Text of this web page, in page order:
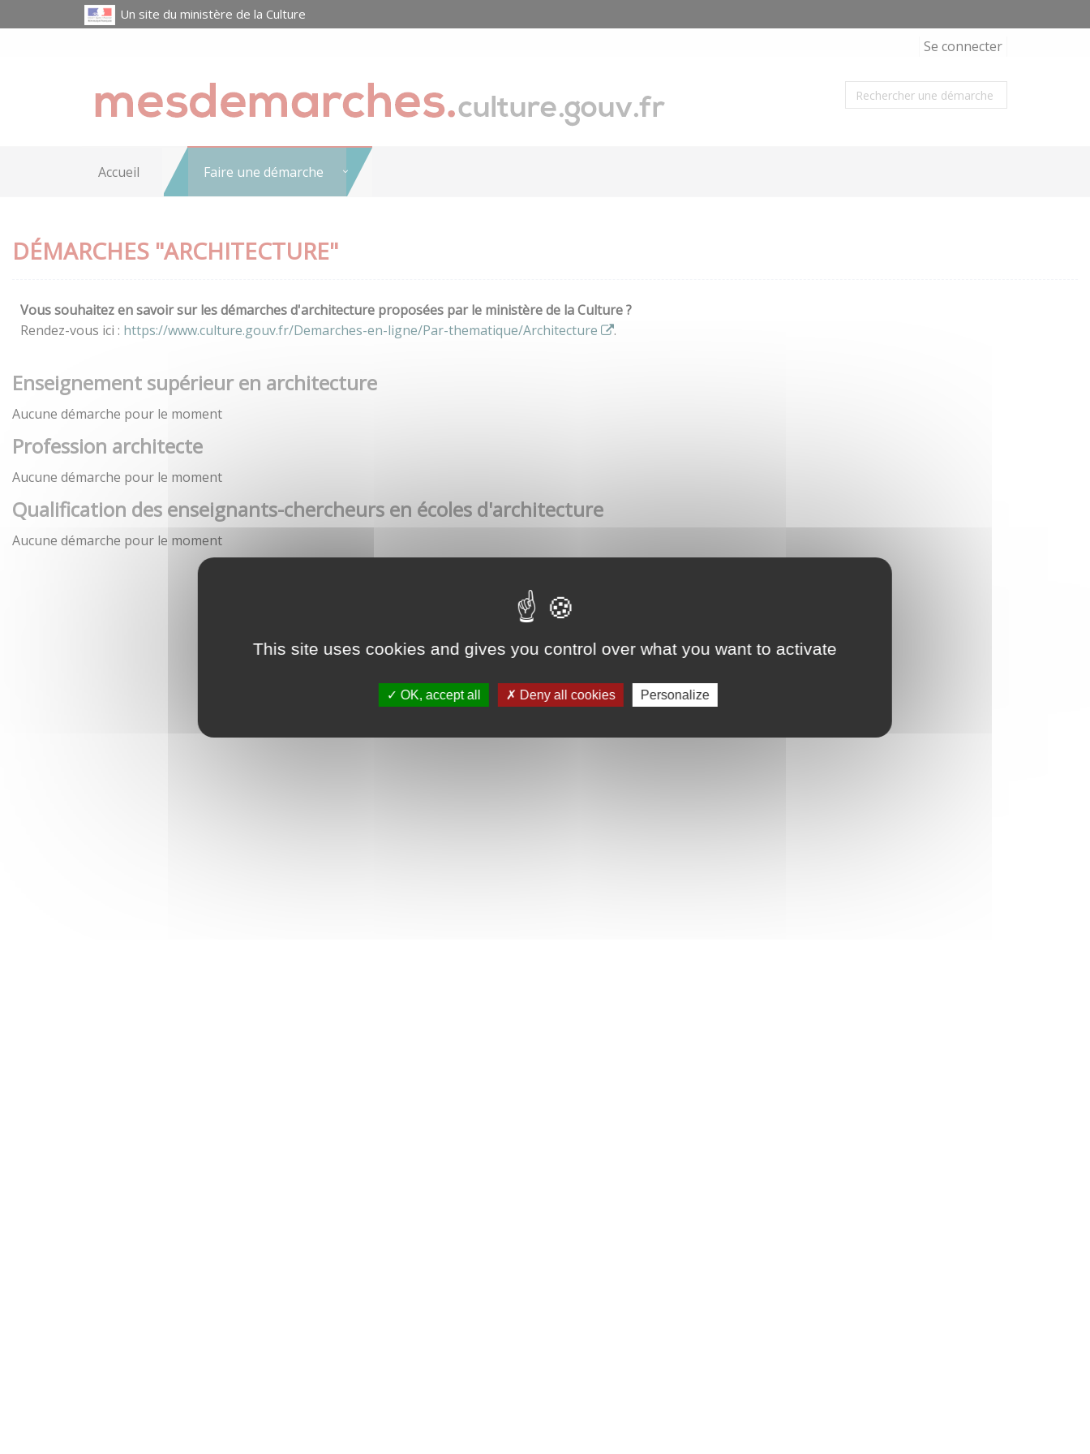
This site uses cookies and gives you control over what you want to activate
OK, accept all Deny all cookies Personalize
Un site du ministère de la Culture
Se connecter
Accueil Faire une démarche
DÉMARCHES "ARCHITECTURE"
Vous souhaitez en savoir sur les démarches d'architecture proposées par le ministère de la Culture ?
Rendez-vous ici : https://www.culture.gouv.fr/Demarches-en-ligne/Par-thematique/Architecture .
Enseignement supérieur en architecture
Aucune démarche pour le moment
Profession architecte
Aucune démarche pour le moment
Qualification des enseignants-chercheurs en écoles d'architecture
Aucune démarche pour le moment